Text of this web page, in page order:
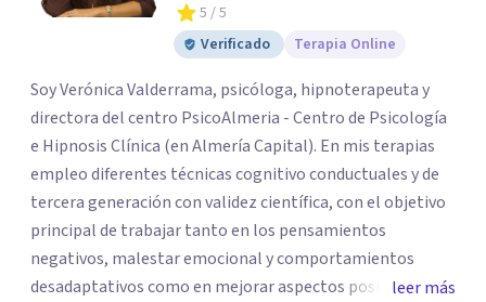
5 / 5
Verificado
Terapia Online
Soy Verónica Valderrama, psicóloga, hipnoterapeuta y
directora del centro PsicoAlmeria - Centro de Psicología
e Hipnosis Clínica (en Almería Capital). En mis terapias
empleo diferentes técnicas cognitivo conductuales y de
tercera generación con validez científica, con el objetivo
principal de trabajar tanto en los pensamientos
negativos, malestar emocional y comportamientos
desadaptativos como en mejorar aspectos positivos,leer más